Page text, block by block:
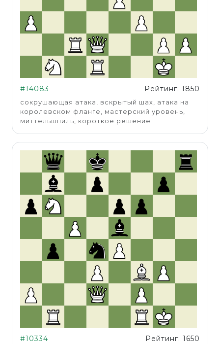
#14083 Рейтинг: 1850
сокрушающая атака, вскрытый шах, атака на
королевском фланге, мастерский уровень,
миттельшпиль, короткое решение
#10334 Рейтинг: 1650